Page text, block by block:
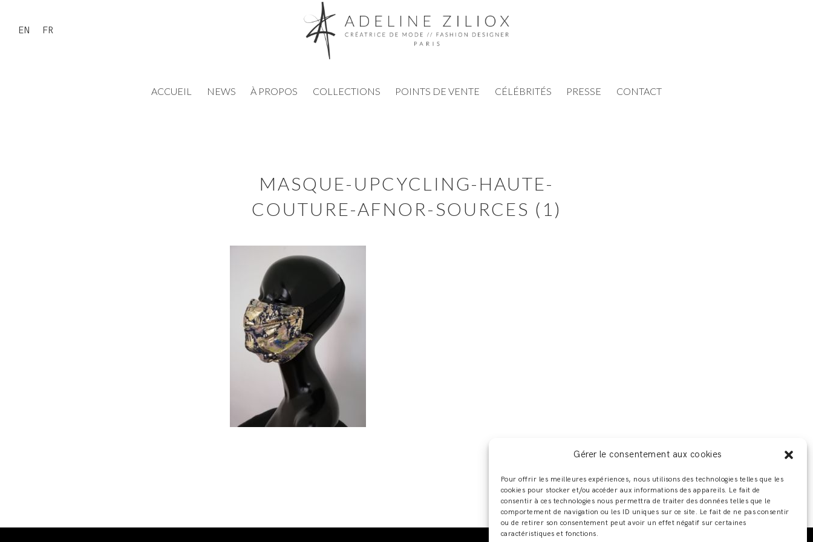
Gérer le consentement aux cookies
Pour offrir les meilleures expériences, nous utilisons des technologies telles que les
cookies pour stocker et/ou accéder aux informations des appareils. Le fait de
consentir à ces technologies nous permettra de traiter des données telles que le
comportement de navigation ou les ID uniques sur ce site. Le fait de ne pas consentir
ou de retirer son consentement peut avoir un effet négatif sur certaines
caractéristiques et fonctions.
FR
EN
ACCUEIL NEWS À PROPOS COLLECTIONS POINTS DE VENTE CÉLÉBRITÉS PRESSE CONTACT
MASQUE-UPCYCLING-HAUTE-
COUTURE-AFNOR-SOURCES (1)